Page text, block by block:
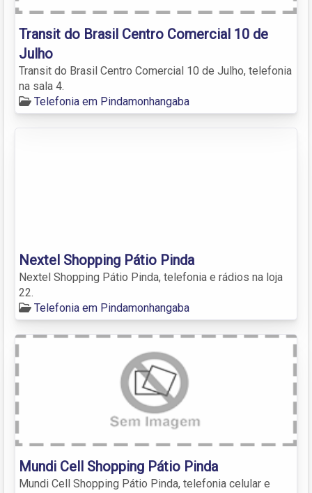
Transit do Brasil Centro Comercial 10 de
Julho
Transit do Brasil Centro Comercial 10 de Julho, telefonia
na sala 4.
Telefonia em Pindamonhangaba
Nextel Shopping Pátio Pinda
Nextel Shopping Pátio Pinda, telefonia e rádios na loja
22.
Telefonia em Pindamonhangaba
Mundi Cell Shopping Pátio Pinda
Mundi Cell Shopping Pátio Pinda, telefonia celular e